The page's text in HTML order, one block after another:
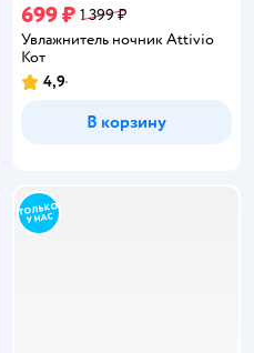
699 ₽ 1 399 ₽
Увлажнитель ночник Attivio
Кот
Рейтинг:
4,9
В корзину